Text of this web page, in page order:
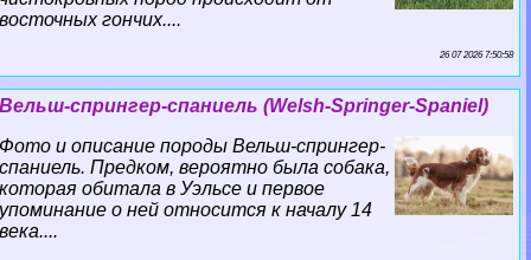
восточных гончих....
26 07 2026 7:50:58
Вельш-спрингер-спаниель (Welsh-Springer-Spaniel)
Фото и описание породы Вельш-спрингер-
спаниель. Предком, вероятно была собака,
которая обитала в Уэльсе и первое
упоминание о ней относится к началу 14
века....